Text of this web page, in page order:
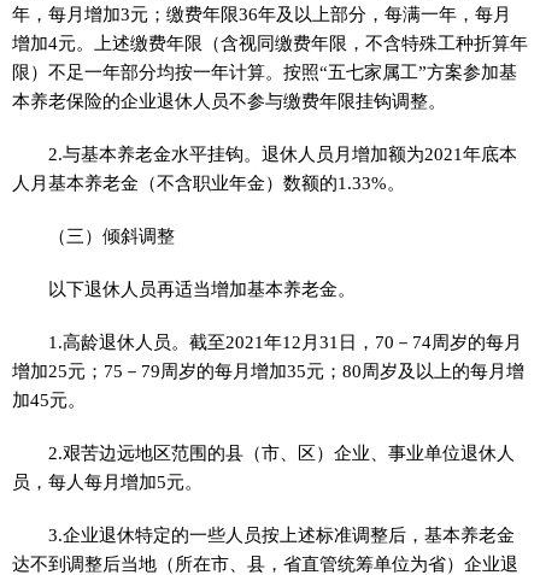
年，每月增加3元；缴费年限36年及以上部分，每满一年，每月
增加4元。上述缴费年限（含视同缴费年限，不含特殊工种折算年
限）不足一年部分均按一年计算。按照“五七家属工”方案参加基
本养老保险的企业退休人员不参与缴费年限挂钩调整。
2.与基本养老金水平挂钩。退休人员月增加额为2021年底本
人月基本养老金（不含职业年金）数额的1.33%。
（三）倾斜调整
以下退休人员再适当增加基本养老金。
1.高龄退休人员。截至2021年12月31日，70－74周岁的每月
增加25元；75－79周岁的每月增加35元；80周岁及以上的每月增
加45元。
2.艰苦边远地区范围的县（市、区）企业、事业单位退休人
员，每人每月增加5元。
3.企业退休特定的一些人员按上述标准调整后，基本养老金
达不到调整后当地（所在市、县，省直管统筹单位为省）企业退